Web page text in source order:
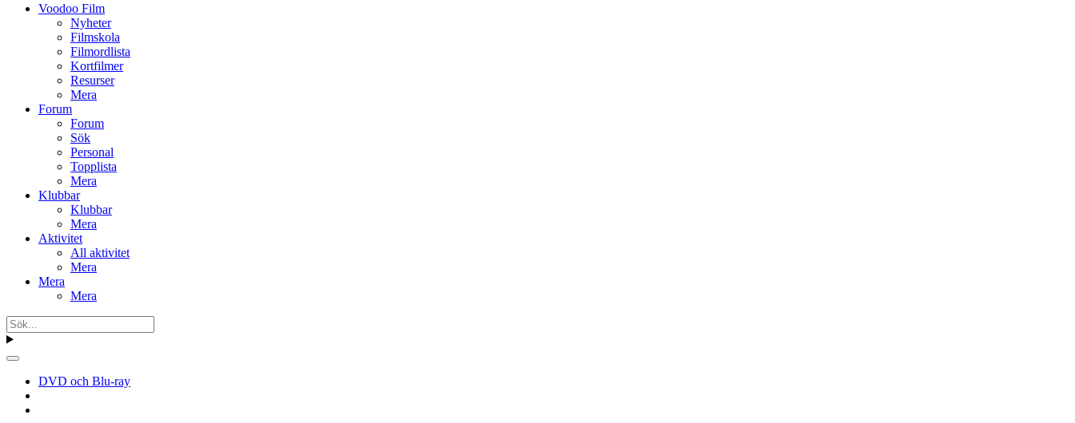
Voodoo Film
Nyheter
Filmskola
Filmordlista
Kortfilmer
Resurser
Mera
Forum
Forum
Sök
Personal
Topplista
Mera
Klubbar
Klubbar
Mera
Aktivitet
All aktivitet
Mera
Mera
Mera
DVD och Blu-ray